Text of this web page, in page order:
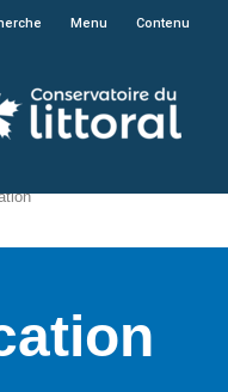
sur le site du
Menu Contenu